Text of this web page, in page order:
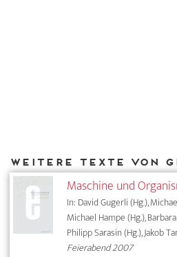
Maschine und
In: David Gugerli (Hg.),
Michael Hampe (Hg.),
Philipp Sarasin (Hg.), Jakob
Feierabend 2007